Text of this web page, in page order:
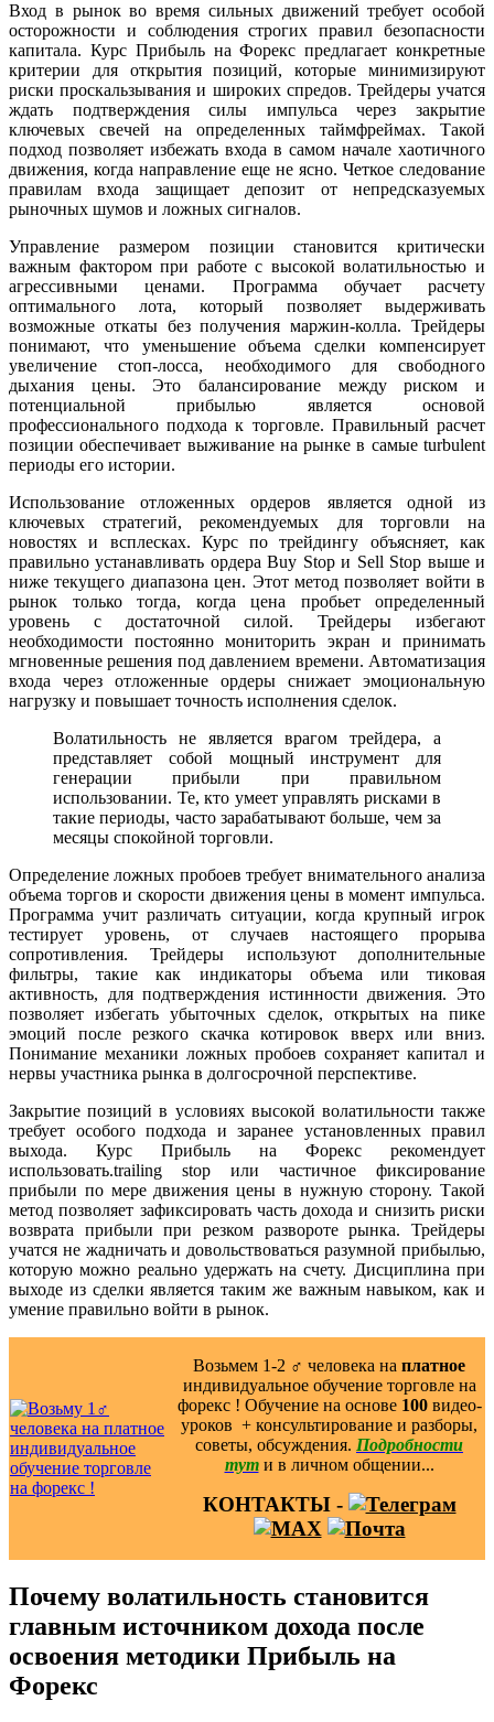
Вход в рынок во время сильных движений требует особой
осторожности и соблюдения строгих правил безопасности
капитала. Курс Прибыль на Форекс предлагает конкретные
критерии для открытия позиций, которые минимизируют
риски проскальзывания и широких спредов. Трейдеры учатся
ждать подтверждения силы импульса через закрытие
ключевых свечей на определенных таймфреймах. Такой
подход позволяет избежать входа в самом начале хаотичного
движения, когда направление еще не ясно. Четкое следование
правилам входа защищает депозит от непредсказуемых
рыночных шумов и ложных сигналов.
Управление размером позиции становится критически
важным фактором при работе с высокой волатильностью и
агрессивными ценами. Программа обучает расчету
оптимального лота, который позволяет выдерживать
возможные откаты без получения маржин-колла. Трейдеры
понимают, что уменьшение объема сделки компенсирует
увеличение стоп-лосса, необходимого для свободного
дыхания цены. Это балансирование между риском и
потенциальной прибылью является основой
профессионального подхода к торговле. Правильный расчет
позиции обеспечивает выживание на рынке в самые turbulent
периоды его истории.
Использование отложенных ордеров является одной из
ключевых стратегий, рекомендуемых для торговли на
новостях и всплесках. Курс по трейдингу объясняет, как
правильно устанавливать ордера Buy Stop и Sell Stop выше и
ниже текущего диапазона цен. Этот метод позволяет войти в
рынок только тогда, когда цена пробьет определенный
уровень с достаточной силой. Трейдеры избегают
необходимости постоянно мониторить экран и принимать
мгновенные решения под давлением времени. Автоматизация
входа через отложенные ордеры снижает эмоциональную
нагрузку и повышает точность исполнения сделок.
Волатильность не является врагом трейдера, а
представляет собой мощный инструмент для
генерации прибыли при правильном
использовании. Те, кто умеет управлять рисками в
такие периоды, часто зарабатывают больше, чем за
месяцы спокойной торговли.
Определение ложных пробоев требует внимательного анализа
объема торгов и скорости движения цены в момент импульса.
Программа учит различать ситуации, когда крупный игрок
тестирует уровень, от случаев настоящего прорыва
сопротивления. Трейдеры используют дополнительные
фильтры, такие как индикаторы объема или тиковая
активность, для подтверждения истинности движения. Это
позволяет избегать убыточных сделок, открытых на пике
эмоций после резкого скачка котировок вверх или вниз.
Понимание механики ложных пробоев сохраняет капитал и
нервы участника рынка в долгосрочной перспективе.
Закрытие позиций в условиях высокой волатильности также
требует особого подхода и заранее установленных правил
выхода. Курс Прибыль на Форекс рекомендует
использовать.trailing stop или частичное фиксирование
прибыли по мере движения цены в нужную сторону. Такой
метод позволяет зафиксировать часть дохода и снизить риски
возврата прибыли при резком развороте рынка. Трейдеры
учатся не жадничать и довольствоваться разумной прибылью,
которую можно реально удержать на счету. Дисциплина при
выходе из сделки является таким же важным навыком, как и
умение правильно войти в рынок.
Возьмем 1-2 ‍♂️ человека на платное
индивидуальное обучение торговле на
форекс ! Обучение на основе 100видео-
уроков ️ + консультирование и разборы,
советы, обсуждения. Подробности
тут и в личном общении...
КОНТАКТЫ -
Почему волатильность становится
главным источником дохода после
освоения методики Прибыль на
Форекс